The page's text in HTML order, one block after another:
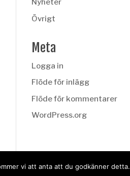
Nyheter
Övrigt
Meta
Logga in
Flöde för inlägg
Flöde för kommentarer
WordPress.org
vi att anta att du godkänner detta.